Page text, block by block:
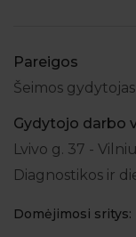
Pareigos
Šeimos gydytojas
Gydytojo darbo
Lvivo g. 37 -
Diagnostikos ir
Domėjimosi sritys: